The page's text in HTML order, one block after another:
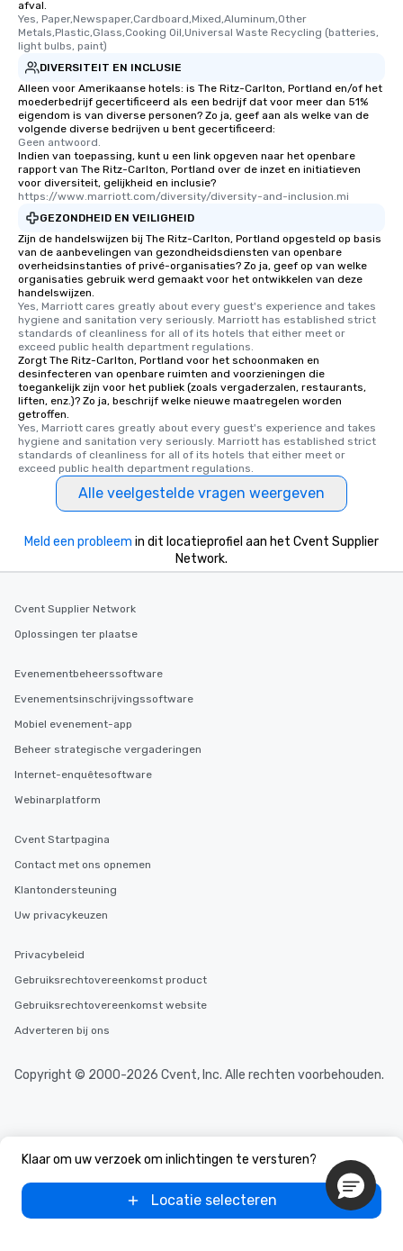
afval.
Yes, Paper,Newspaper,Cardboard,Mixed,Aluminum,Other
Metals,Plastic,Glass,Cooking Oil,Universal Waste Recycling (batteries,
light bulbs, paint)
DIVERSITEIT EN INCLUSIE
Alleen voor Amerikaanse hotels: is The Ritz-Carlton, Portland en/of het
moederbedrijf gecertificeerd als een bedrijf dat voor meer dan 51%
eigendom is van diverse personen? Zo ja, geef aan als welke van de
volgende diverse bedrijven u bent gecertificeerd:
Geen antwoord.
Indien van toepassing, kunt u een link opgeven naar het openbare
rapport van The Ritz-Carlton, Portland over de inzet en initiatieven
voor diversiteit, gelijkheid en inclusie?
https://www.marriott.com/diversity/diversity-and-inclusion.mi
GEZONDHEID EN VEILIGHEID
Zijn de handelswijzen bij The Ritz-Carlton, Portland opgesteld op basis
van de aanbevelingen van gezondheidsdiensten van openbare
overheidsinstanties of privé-organisaties? Zo ja, geef op van welke
organisaties gebruik werd gemaakt voor het ontwikkelen van deze
handelswijzen.
Yes, Marriott cares greatly about every guest's experience and takes
hygiene and sanitation very seriously. Marriott has established strict
standards of cleanliness for all of its hotels that either meet or
exceed public health department regulations.
Zorgt The Ritz-Carlton, Portland voor het schoonmaken en
desinfecteren van openbare ruimten and voorzieningen die
toegankelijk zijn voor het publiek (zoals vergaderzalen, restaurants,
liften, enz.)? Zo ja, beschrijf welke nieuwe maatregelen worden
getroffen.
Yes, Marriott cares greatly about every guest's experience and takes
hygiene and sanitation very seriously. Marriott has established strict
standards of cleanliness for all of its hotels that either meet or
exceed public health department regulations.
Alle veelgestelde vragen weergeven
Klaar om uw verzoek om inlichtingen te versturen?
Locatie selecteren
Meld een probleem in dit locatieprofiel aan het Cvent Supplier
Network.
Cvent Supplier Network
Oplossingen ter plaatse
Evenementbeheerssoftware
Evenementsinschrijvingssoftware
Mobiel evenement-app
Beheer strategische vergaderingen
Internet-enquêtesoftware
Webinarplatform
Cvent Startpagina
Contact met ons opnemen
Klantondersteuning
Uw privacykeuzen
Privacybeleid
Gebruiksrechtovereenkomst product
Gebruiksrechtovereenkomst website
Adverteren bij ons
Copyright © 2000-2026 Cvent, Inc. Alle rechten voorbehouden.